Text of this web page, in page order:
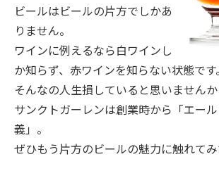
ビールはビールの片方でしかあ
りません。
ワインに例えるなら白ワインし
か知らず、赤ワインを知らない状態です。
そんなの人生損していると思いませんか
サンクトガーレンは創業時から「エー
義」。
ぜひもう片方のビールの魅力に触れてみ